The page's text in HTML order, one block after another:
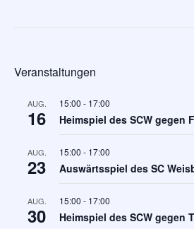
Veranstaltungen
AUG.
16
15:00 - 17:00
Heimspiel des SCW gegen
AUG.
23
15:00 - 17:00
Auswärtsspiel des SC
AUG.
30
15:00 - 17:00
Heimspiel des SCW gegen